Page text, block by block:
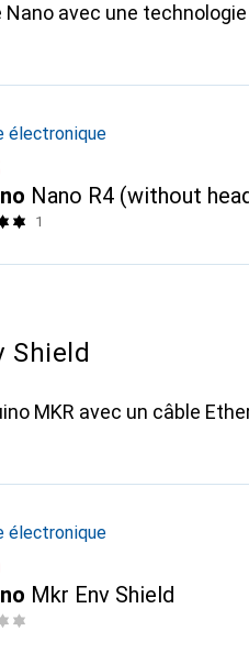
avec une
électronique
Nano R4 (without
1
Shield
MKR avec un câble
électronique
Mkr Env Shield